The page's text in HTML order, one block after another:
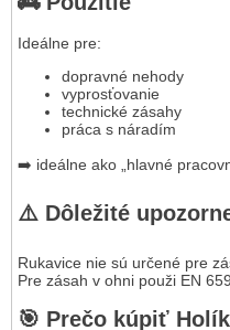
Ideálne pre:
dopravné nehody
vyprosťovanie
technické zásahy
práca s náradím
➡️ ideálne ako „hlavné
⚠️ Dôležité
Rukavice nie sú určené pre
Pre zásah v ohni použi EN
🎯 Prečo kúpiť